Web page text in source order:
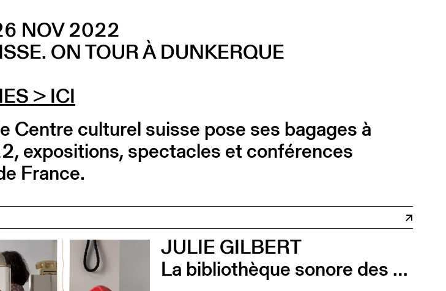
NOV 2022
ON TOUR À DUNKERQUE
> ICI
Centre culturel suisse pose ses bagages à
expositions, spectacles et conférences
France.
JULIE GILBERT
La bibliothèque sonore des femmes (Vernissage)